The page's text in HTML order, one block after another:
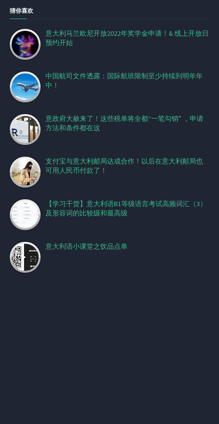
猜你喜欢
意大利马兰欧尼开放2022年奖学金申请！& 线上开放日
预约开始
中国航司文件透露：国际航班限制至少持续到明年年
中！
意政府大赦来了！这些税单将全都“一笔勾销” ，申请
方法和条件都在这
支付宝与意大利邮局达成合作！以后在意大利邮局也
可用人民币付款了！
【学习干货】意大利语B1等级语言考试高频词汇（3）
及形容词的比较级和最高级
意大利语小课堂之饮品点单